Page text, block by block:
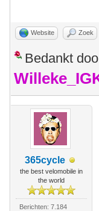
Website Zoek
Bedankt
365cycle
the best velomobile in
the world
Berichten: 7.184